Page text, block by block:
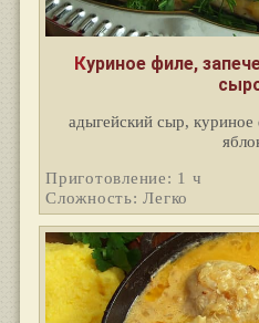
Куриное филе, запеченное с яблоками и
адыгейский сыр,
Приготовление: 1 ч
Сложность: Легко